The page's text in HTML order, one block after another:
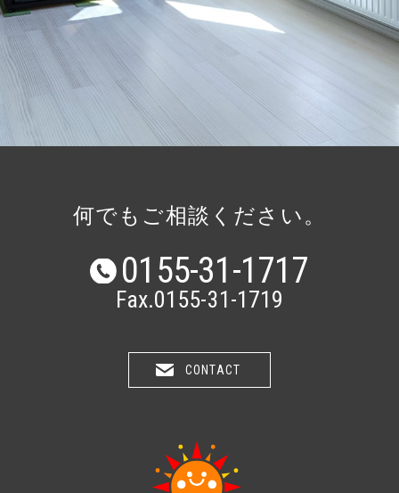
TOP
コンセプト
モデルハウス
会社概要
よくある質問
インフォメーション
お問い合わせ
何でもご相談ください。
0155-31-1717
Fax.0155-31-1719
CONTACT